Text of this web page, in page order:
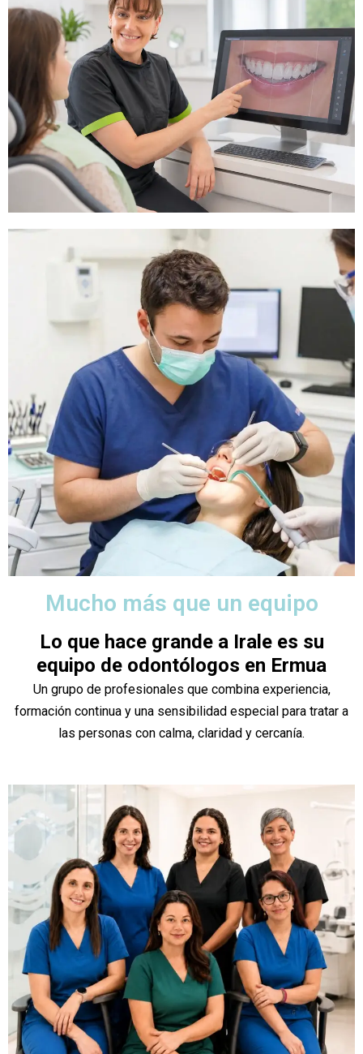
Mucho más que un equipo
Lo que hace grande a Irale es su
equipo de odontólogos en Ermua
Un grupo de profesionales que combina experiencia,
formación continua y una sensibilidad especial para tratar a
las personas con calma, claridad y cercanía.